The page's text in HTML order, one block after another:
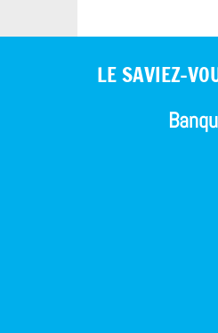
LE SAVIEZ-